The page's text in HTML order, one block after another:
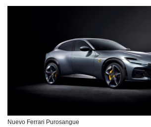
Nuevo Ferrari Purosangue